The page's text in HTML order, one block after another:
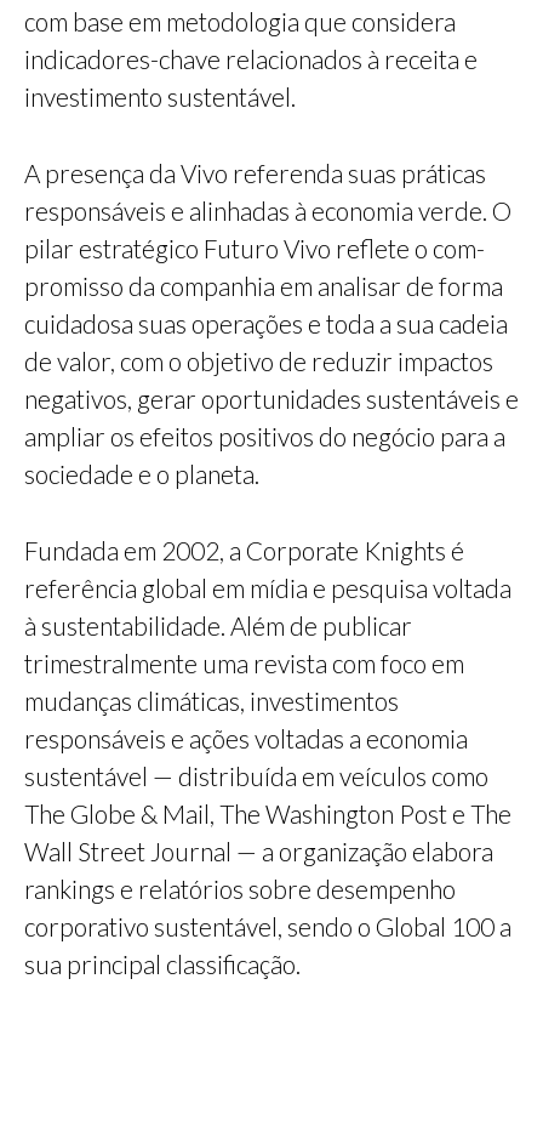
com base em metodologia que considera
indicadores-chave relacionados à receita e
investimento sustentável.
A presença da Vivo referenda suas práticas
responsáveis e alinhadas à economia verde. O
pilar estratégico Futuro Vivo reflete o com­
promisso da companhia em analisar de forma
cui­dadosa suas operações e toda a sua cadeia
de valor, com o objetivo de reduzir impactos
negativos, gerar oportunidades sustentáveis e
ampliar os efeitos positivos do negócio para a
sociedade e o planeta.
Fundada em 2002, a Corporate Knights é
referência global em mídia e pesquisa voltada
à sustentabilidade. Além de publicar
trimestralmente uma revista com foco em
mudanças climáticas, investimentos
responsáveis e ações voltadas a economia
sustentável — distribuída em veículos como
The Globe & Mail, The Washington Post e The
Wall Street Journal — a organização elabora
rankings e relatórios sobre desempenho
corporativo sustentável, sendo o Global 100 a
sua principal classificação.